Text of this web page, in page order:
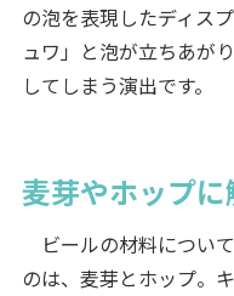
の泡を表現したディス
ュワ」と泡が立ちあが
してしまう演出です。
麦芽やホップに
ビールの材料につい
のは、麦芽とホップ。